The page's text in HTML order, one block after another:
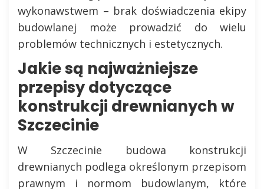
wykonawstwem – brak doświadczenia ekipy
budowlanej może prowadzić do wielu
problemów technicznych i estetycznych.
Jakie są najważniejsze
przepisy dotyczące
konstrukcji drewnianych w
Szczecinie
W Szczecinie budowa konstrukcji
drewnianych podlega określonym przepisom
prawnym i normom budowlanym, które